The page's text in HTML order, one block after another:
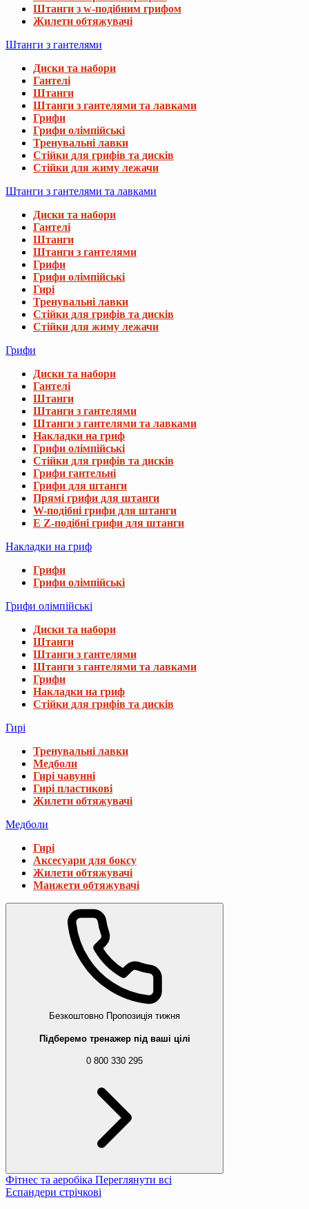
Штанги з w-подібним грифом
Жилети обтяжувачі
Штанги з гантелями
Диски та набори
Гантелі
Штанги
Штанги з гантелями та лавками
Грифи
Грифи олімпійські
Тренувальні лавки
Стійки для грифів та дисків
Стійки для жиму лежачи
Штанги з гантелями та лавками
Диски та набори
Гантелі
Штанги
Штанги з гантелями
Грифи
Грифи олімпійські
Гирі
Тренувальні лавки
Стійки для грифів та дисків
Стійки для жиму лежачи
Грифи
Диски та набори
Гантелі
Штанги
Штанги з гантелями
Штанги з гантелями та лавками
Накладки на гриф
Грифи олімпійські
Стійки для грифів та дисків
Грифи гантельні
Грифи для штанги
Прямі грифи для штанги
W-подібні грифи для штанги
E Z-подібні грифи для штанги
Накладки на гриф
Грифи
Грифи олімпійські
Грифи олімпійські
Диски та набори
Штанги
Штанги з гантелями
Штанги з гантелями та лавками
Грифи
Накладки на гриф
Стійки для грифів та дисків
Гирі
Тренувальні лавки
Медболи
Гирі чавунні
Гирі пластикові
Жилети обтяжувачі
Медболи
Гирі
Аксесуари для боксу
Жилети обтяжувачі
Манжети обтяжувачі
Безкоштовно Пропозиція тижня
Підберемо тренажер під ваші цілі
0 800 330 295
Фітнес та аеробіка Переглянути всі
Еспандери стрічкові